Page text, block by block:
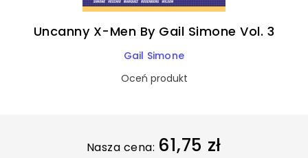
Uncanny X-Men By Gail Simone Vol. 3
Gail Simone
Oceń produkt
Nasza cena: 61,75 zł